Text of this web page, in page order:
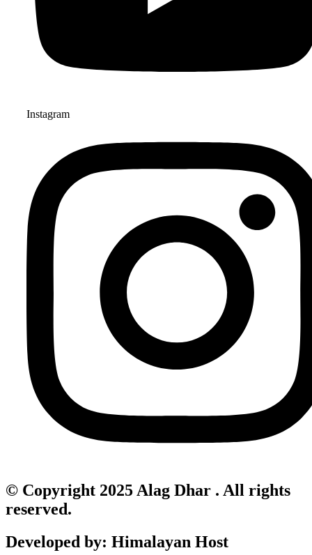
Instagram
© Copyright 2025 Alag Dhar . All rights
reserved.
Developed by: Himalayan Host